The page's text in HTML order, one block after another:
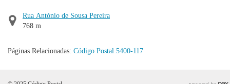
Rua António de Sousa Pereira
768 m
Páginas Relacionadas: Código Postal 5400-117